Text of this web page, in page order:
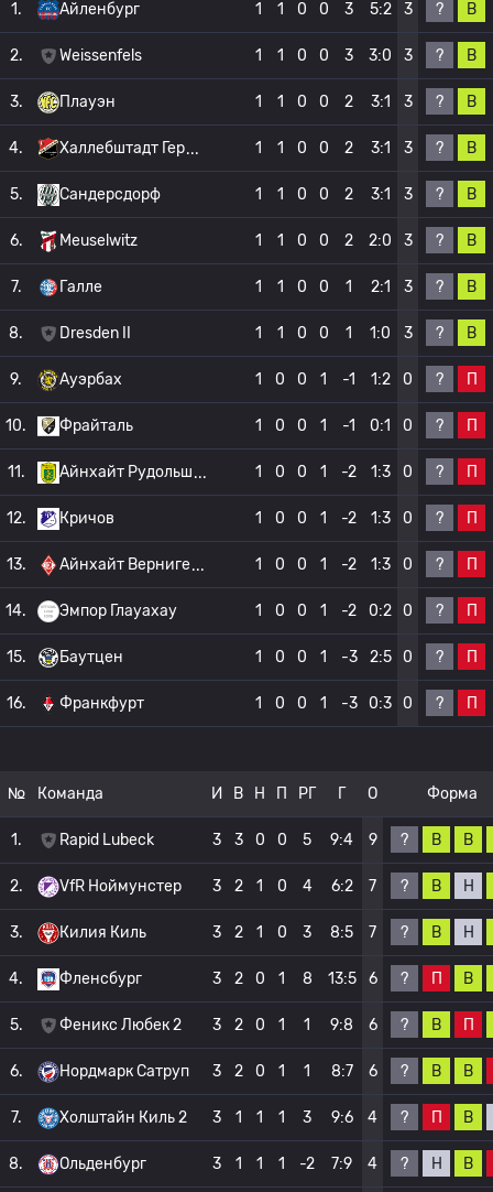
1. Айленбург 1 1 0 0 3 5:2 3 ? В
2. Weissenfels 1 1 0 0 3 3:0 3 ? В
3. Плауэн 1 1 0 0 2 3:1 3 ? В
4. Халлебштадт Гер 1 1 0 0 2 3:1 3 ? В
5. Сандерсдорф 1 1 0 0 2 3:1 3 ? В
6. Meuselwitz 1 1 0 0 2 2:0 3 ? В
7. Галле 1 1 0 0 1 2:1 3 ? В
8. Dresden II 1 1 0 0 1 1:0 3 ? В
9. Ауэрбах 1 0 0 1 -1 1:2 0 ? П
10. Фрайталь 1 0 0 1 -1 0:1 0 ? П
11. Айнхайт Рудольш 1 0 0 1 -2 1:3 0 ? П
12. Кричов 1 0 0 1 -2 1:3 0 ? П
13. Айнхайт Верниге 1 0 0 1 -2 1:3 0 ? П
14. Эмпор Глауахау 1 0 0 1 -2 0:2 0 ? П
15. Баутцен 1 0 0 1 -3 2:5 0 ? П
16. Франкфурт 1 0 0 1 -3 0:3 0 ? П
№ Команда И В Н П РГ Г О Форма
1. Rapid Lubeck 3 3 0 0 5 9:4 9 ? В В
2. VfR Ноймунстер 3 2 1 0 4 6:2 7 ? В Н
3. Килия Киль 3 2 1 0 3 8:5 7 ? В Н
4. Фленсбург 3 2 0 1 8 13:5 6 ? П В
5. Феникс Любек 2 3 2 0 1 1 9:8 6 ? В П
6. Нордмарк Сатруп 3 2 0 1 1 8:7 6 ? В В
7. Холштайн Киль 2 3 1 1 1 3 9:6 4 ? П В
8. Ольденбург 3 1 1 1 -2 7:9 4 ? Н В